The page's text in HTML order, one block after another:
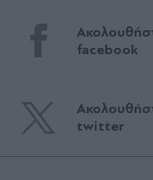
facebook
twitter